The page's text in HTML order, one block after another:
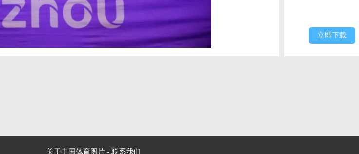
立即下载
关于中国体育图片 - 联系我们